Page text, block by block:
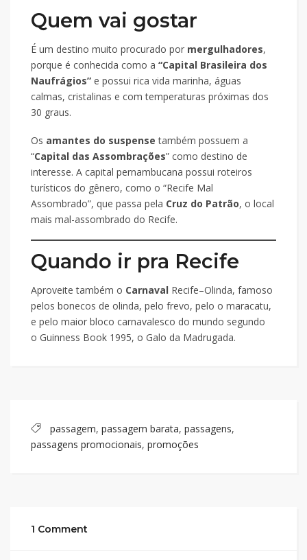
Quem vai gostar
É um destino muito procurado por mergulhadores,
porque é conhecida como a “Capital Brasileira dos
Naufrágios” e possui rica vida marinha, águas
calmas, cristalinas e com temperaturas próximas dos
30 graus.
Os amantes do suspense também possuem a
“Capital das Assombrações” como destino de
interesse. A capital pernambucana possui roteiros
turísticos do gênero, como o “Recife Mal
Assombrado”, que passa pela Cruz do Patrão, o local
mais mal-assombrado do Recife.
Quando ir pra Recife
Aproveite também o Carnaval Recife–Olinda, famoso
pelos bonecos de olinda, pelo frevo, pelo o maracatu,
e pelo maior bloco carnavalesco do mundo segundo
o Guinness Book 1995, o Galo da Madrugada.
passagem, passagem barata, passagens,
passagens promocionais, promoções
1 Comment